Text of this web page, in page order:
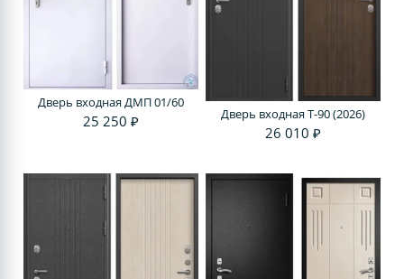
Дверь входная ДМП 01/60
25 250 ₽ Дверь входная Т-90 (2026)
26 010 ₽